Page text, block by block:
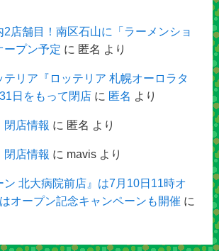
店舗目！南区石山に「ラーメンショ
ープン予定 に 匿名 より
リア『ロッテリア 札幌オーロラタ
日をもって閉店に 匿名 より
閉店情報 に 匿名 より
閉店情報 に mavisより
ン 北大病院前店』は7月10日11時オ
オープン記念キャンペーンも開催 に